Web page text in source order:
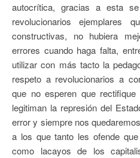
autocrítica, gracias a esta
revolucionarios ejemplares
constructivas, no hubiera
errores cuando haga falta,
utilizar con más tacto la
respeto a revolucionarios a
que no esperen que
legitiman la represión del
error y siempre nos
a los que tanto les ofende
como lacayos de los